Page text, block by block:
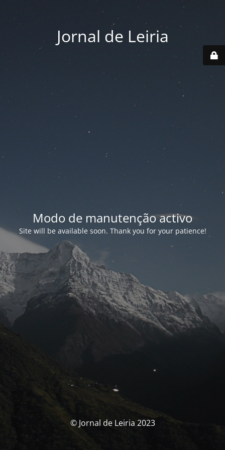
Jornal de Leiria
Modo de manutenção activo
Site will be available soon. Thank you for your patience!
© Jornal de Leiria 2023